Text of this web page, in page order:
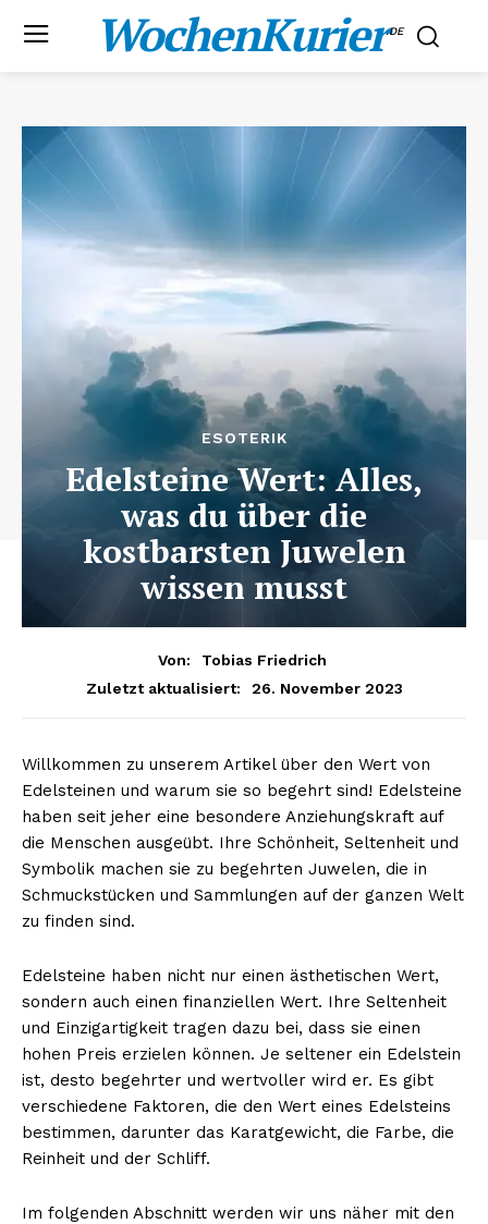
WochenKurier.DE
ESOTERIK
Edelsteine Wert: Alles,
was du über die
kostbarsten Juwelen
wissen musst
Von:
Tobias Friedrich
Zuletzt aktualisiert:
26. November 2023
Willkommen zu unserem Artikel über den Wert von
Edelsteinen und warum sie so begehrt sind! Edelsteine
haben seit jeher eine besondere Anziehungskraft auf
die Menschen ausgeübt. Ihre Schönheit, Seltenheit und
Symbolik machen sie zu begehrten Juwelen, die in
Schmuckstücken und Sammlungen auf der ganzen Welt
zu finden sind.
Edelsteine haben nicht nur einen ästhetischen Wert,
sondern auch einen finanziellen Wert. Ihre Seltenheit
und Einzigartigkeit tragen dazu bei, dass sie einen
hohen Preis erzielen können. Je seltener ein Edelstein
ist, desto begehrter und wertvoller wird er. Es gibt
verschiedene Faktoren, die den Wert eines Edelsteins
bestimmen, darunter das Karatgewicht, die Farbe, die
Reinheit und der Schliff.
Im folgenden Abschnitt werden wir uns näher mit den